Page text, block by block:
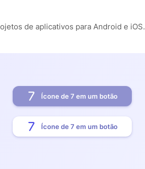
de aplicativos para Android e iOS.
Ícone de 7 em um botão
Ícone de 7 em um botão